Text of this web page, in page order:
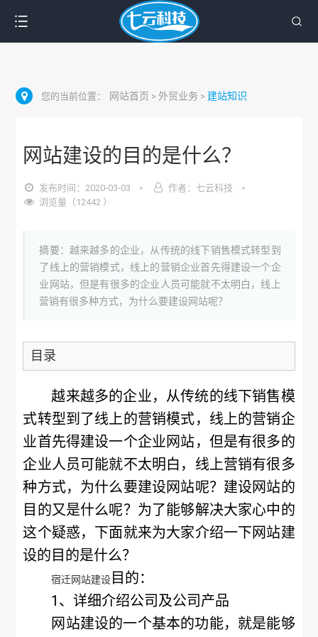
您的当前位置： 网站首页 > 外贸业务 > 建站知识
网站建设的目的是什么？
发布时间：2020-03-03
作者：七云科技
浏览量（12442 ）
摘要：越来越多的企业，从传统的线下销售模式转型到
了线上的营销模式，线上的营销企业首先得建设一个企
业网站，但是有很多的企业人员可能就不太明白，线上
营销有很多种方式，为什么要建设网站呢？
目录
越来越多的企业，从传统的线下销售模
式转型到了线上的营销模式，线上的营销企
业首先得建设一个企业网站，但是有很多的
企业人员可能就不太明白，线上营销有很多
种方式，为什么要建设网站呢？建设网站的
目的又是什么呢？为了能够解决大家心中的
这个疑惑，下面就来为大家介绍一下网站建
设的目的是什么？
宿迁网站建设 目的：
1、详细介绍公司及公司产品
网站建设的一个基本的功能，就是能够